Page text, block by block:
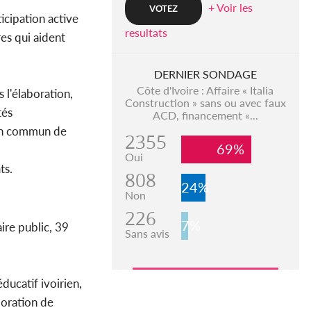
active
qui aident
l'élaboration,
commun de
public, 39
ivoirien,
de
+ Voir les
resultats
DERNIER SONDAGE
Côte d'Ivoire : Affaire « Italia
Construction » sans ou avec faux
ACD, financement «...
2355
Oui 69%
808
Non 24%
226
Sans avis 7%